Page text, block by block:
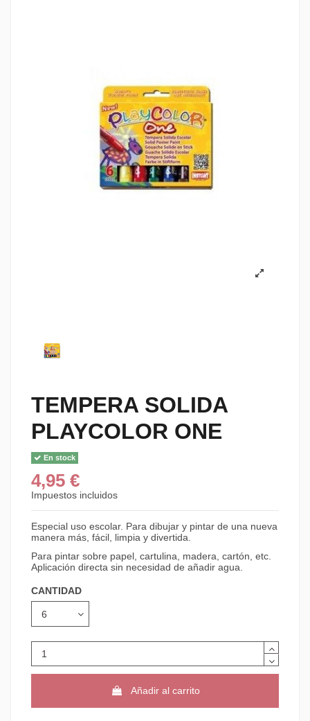
TEMPERA SOLIDA
PLAYCOLOR ONE
En stock
4,95 €
Impuestos incluidos
Especial uso escolar. Para dibujar y pintar de una nueva
manera más, fácil, limpia y divertida.
Para pintar sobre papel, cartulina, madera, cartón, etc.
Aplicación directa sin necesidad de añadir agua.
CANTIDAD
Añadir al carrito